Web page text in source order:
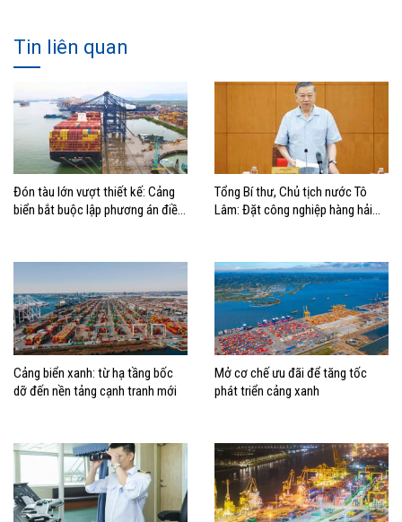
Tin liên quan
Đón tàu lớn vượt thiết kế: Cảng
biển bắt buộc lập phương án điều
Tổng Bí thư, Chủ tịch nước Tô
Lâm: Đặt công nghiệp hàng hải
biển mạnh
Cảng biển xanh: từ hạ tầng bốc
dỡ đến nền tảng cạnh tranh mới
Mở cơ chế ưu đãi để tăng tốc
phát triển cảng xanh